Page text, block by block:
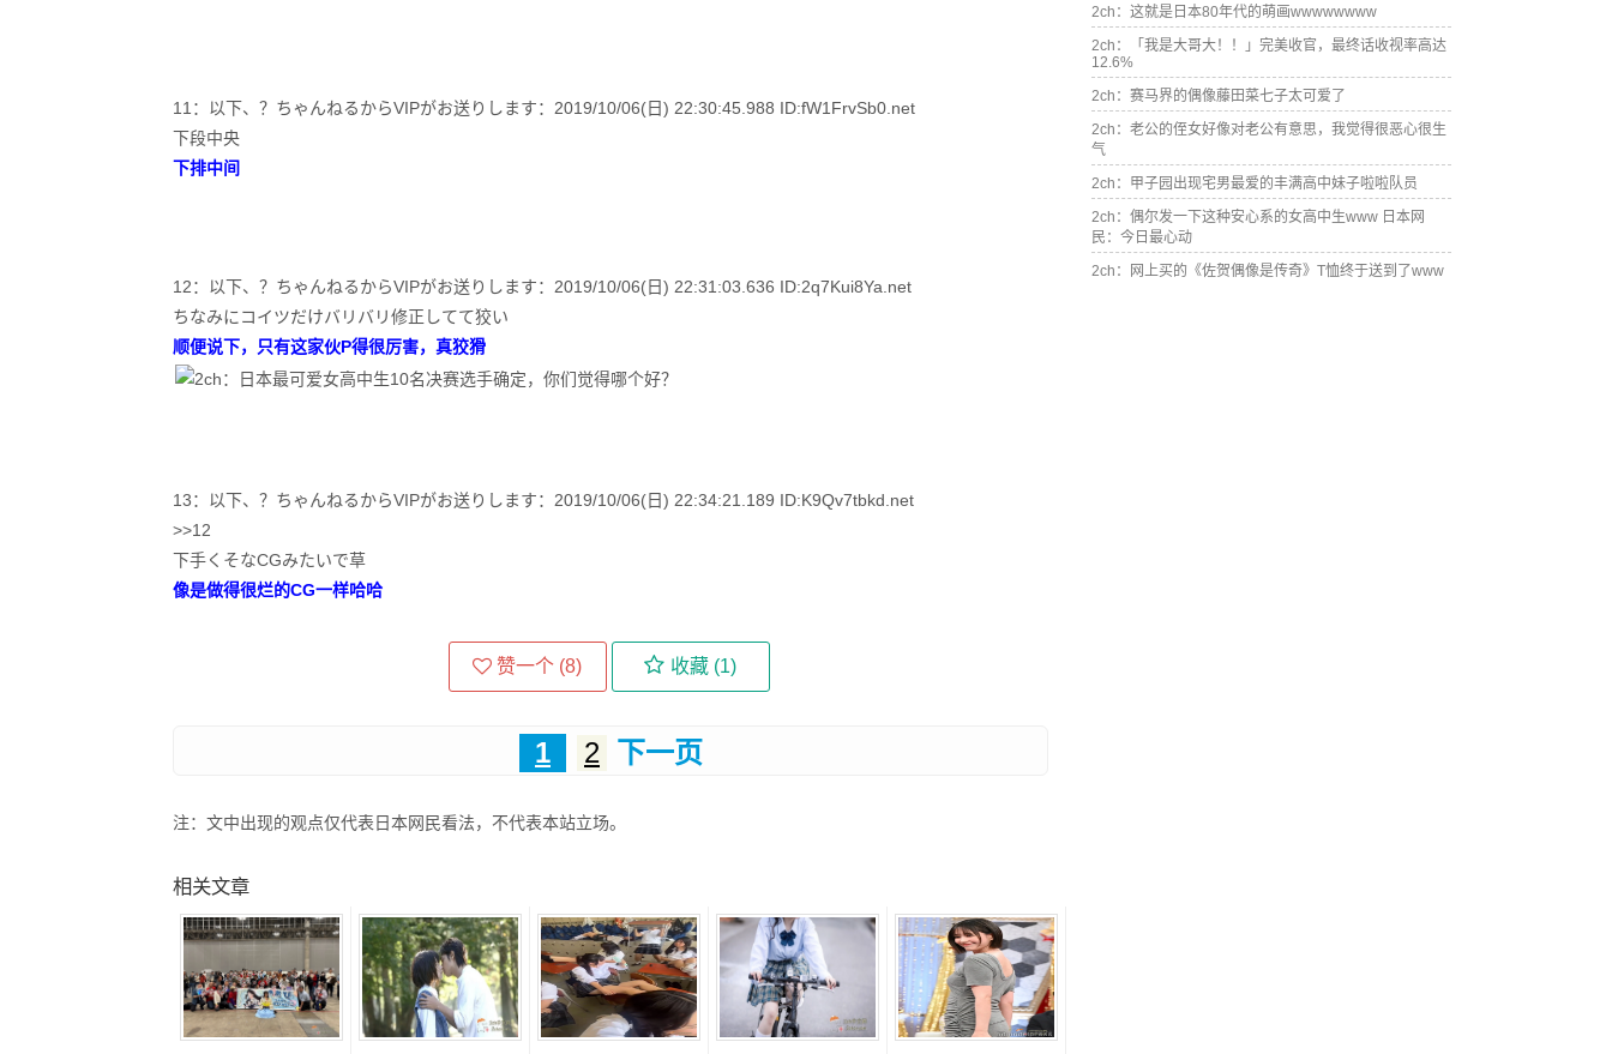
11：以下、？ちゃんねるからVIPがお送りします：2019/10/06(日) 22:30:45.988 ID:fW1FrvSb0.net
下段中央
下排中间
12：以下、？ちゃんねるからVIPがお送りします：2019/10/06(日) 22:31:03.636 ID:2q7Kui8Ya.net
ちなみにコイツだけバリバリ修正してて狡い
顺便说下，只有这家伙P得很厉害，真狡猾
13：以下、？ちゃんねるからVIPがお送りします：2019/10/06(日) 22:34:21.189 ID:K9Qv7tbkd.net
>>12
下手くそなCGみたいで草
像是做得很烂的CG一样哈哈
赞一个 (8) 收藏 (1)
1 2 下一页
注：文中出现的观点仅代表日本网民看法，不代表本站立场。
相关文章
2ch：这就是日本80年代的萌画wwwwwwww
2ch：「我是大哥大！！」完美收官，最终话收视率高达
12.6%
2ch：赛马界的偶像藤田菜七子太可爱了
2ch：老公的侄女好像对老公有意思，我觉得很恶心很生
气
2ch：甲子园出现宅男最爱的丰满高中妹子啦啦队员
2ch：偶尔发一下这种安心系的女高中生www 日本网
民：今日最心动
2ch：网上买的《佐贺偶像是传奇》T恤终于送到了www